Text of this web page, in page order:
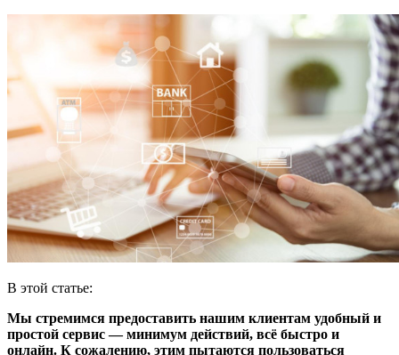
В этой статье:
Мы стремимся предоставить нашим клиентам удобный и
простой сервис — минимум действий, всё быстро и
онлайн. К сожалению, этим пытаются пользоваться